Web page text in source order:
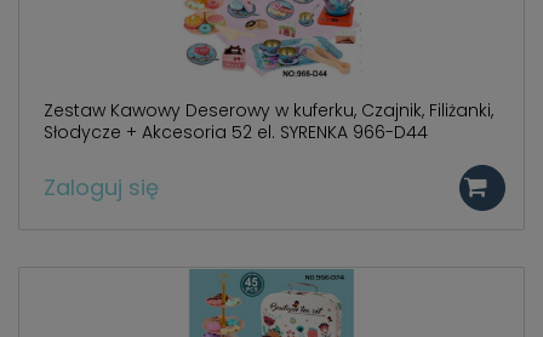
Zestaw Kawowy Deserowy w kuferku, Czajnik, Filiżanki,
Słodycze + Akcesoria 52 el. SYRENKA 966-D44
Zaloguj się